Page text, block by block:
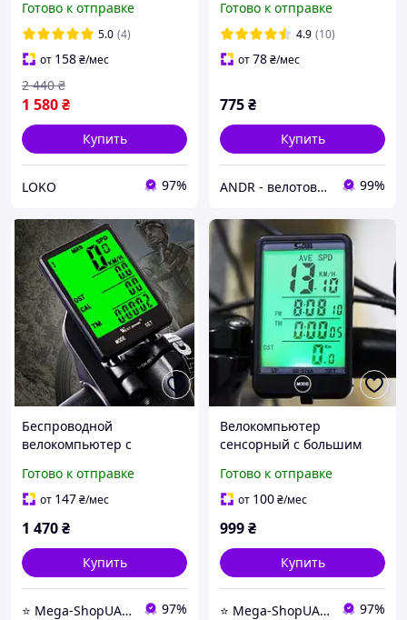
квартиру
Готово к отправке
5.0 (4)
от 158₴/мес
1 580₴
2 440 ₴
Купить
LOKO 97%
велоспидометр,
спидометр на велосипед,
с большим экраном
Готово к отправке
4.9 (10)
от78₴/мес
775₴
Купить
ANDR - велотовары та умный дом 99%
Беспроводной
велокомпьютер с
велосипедный
компьютер, спидометр на
NB54
Готово к отправке
от 147₴/мес
1 470₴
Купить
⭐️ Mega-ShopUA.com.ua 97%
Велокомпьютер
сенсорный с большим
компьютер, спидометр на
велосипед SunDіng
Готово к отправке
от 100₴/мес
999₴
Купить
⭐️ Mega-ShopUA.com.ua 97%